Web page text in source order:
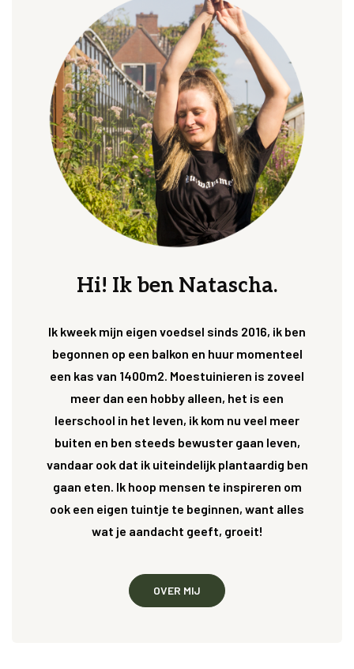
Hi! Ik ben Natascha.
Ik kweek mijn eigen voedsel sinds 2016, ik ben
begonnen op een balkon en huur momenteel
een kas van 1400m2. Moestuinieren is zoveel
meer dan een hobby alleen, het is een
leerschool in het leven, ik kom nu veel meer
buiten en ben steeds bewuster gaan leven,
vandaar ook dat ik uiteindelijk plantaardig ben
gaan eten. Ik hoop mensen te inspireren om
ook een eigen tuintje te beginnen, want alles
wat je aandacht geeft, groeit!
OVER MIJ